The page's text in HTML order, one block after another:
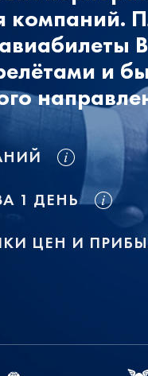
компаний.
и
1 ДЕНЬ
ЦЕН И